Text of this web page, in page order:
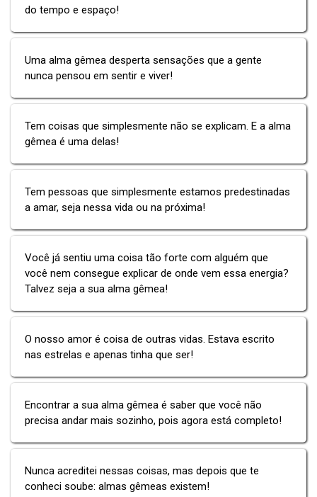
do tempo e espaço!
Uma alma gêmea desperta sensações que a gente
nunca pensou em sentir e viver!
Tem coisas que simplesmente não se explicam. E a alma
gêmea é uma delas!
Tem pessoas que simplesmente estamos predestinadas
a amar, seja nessa vida ou na próxima!
Você já sentiu uma coisa tão forte com alguém que
você nem consegue explicar de onde vem essa energia?
Talvez seja a sua alma gêmea!
O nosso amor é coisa de outras vidas. Estava escrito
nas estrelas e apenas tinha que ser!
Encontrar a sua alma gêmea é saber que você não
precisa andar mais sozinho, pois agora está completo!
Nunca acreditei nessas coisas, mas depois que te
conheci soube: almas gêmeas existem!